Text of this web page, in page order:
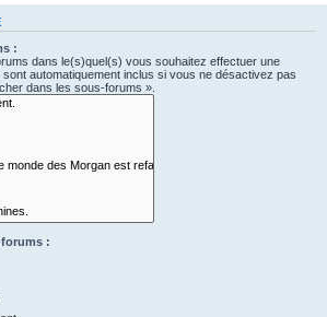
:
dans le(s)quel(s) vous souhaitez effectuer une
automatiquement inclus si vous ne désactivez pas
dans les sous-forums ».
: